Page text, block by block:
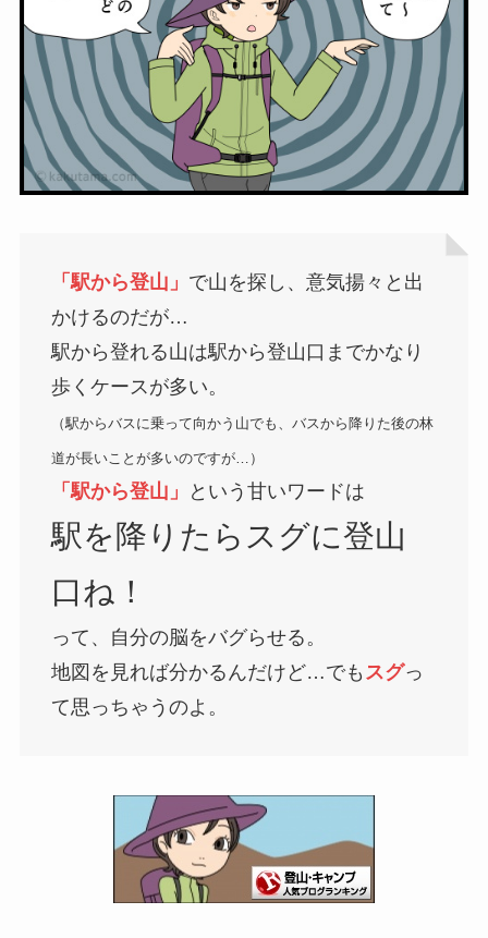
「駅から登山」 で山を探し、意気揚々と出
かけるのだが…
駅から登れる山は駅から登山口までかなり
歩くケースが多い。
（駅からバスに乗って向かう山でも、バスから降りた後の林
道が長いことが多いのですが…）
「駅から登山」 という甘いワードは
駅を降りたらスグに登山
口ね！
って、自分の脳をバグらせる。
地図を見れば分かるんだけど…でも スグっ
て思っちゃうのよ。